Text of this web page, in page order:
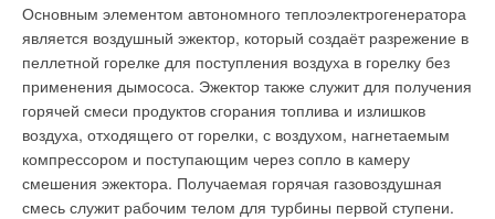
Основным элементом автономного теплоэлектрогенератора
является воздушный эжектор, который создаёт разрежение в
пеллетной горелке для поступления воздуха в горелку без
применения дымососа. Эжектор также служит для получения
горячей смеси продуктов сгорания топлива и излишков
воздуха, отходящего от горелки, с воздухом, нагнетаемым
компрессором и поступающим через сопло в камеру
смешения эжектора. Получаемая горячая газовоздушная
смесь служит рабочим телом для турбины первой ступени.